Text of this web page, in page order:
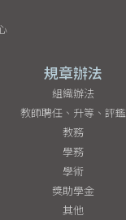
規章辦法
組織辦法
教師聘任、升等、評鑑
教務
學務
學術
獎助學金
其他